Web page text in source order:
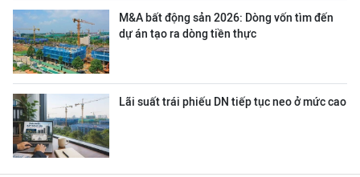
M&A bất động sản 2026: Dòng vốn tìm đến
dự án tạo ra dòng tiền thực
Lãi suất trái phiếu DN tiếp tục neo ở mức cao